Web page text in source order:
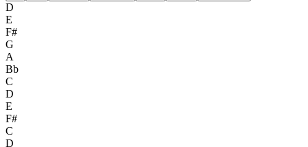
D
E
F#
G
A
Bb
C
D
E
F#
C
D